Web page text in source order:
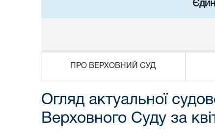
ПРО ВЕРХОВНИЙ СУД
Огляд актуальної
Верховного Суду за